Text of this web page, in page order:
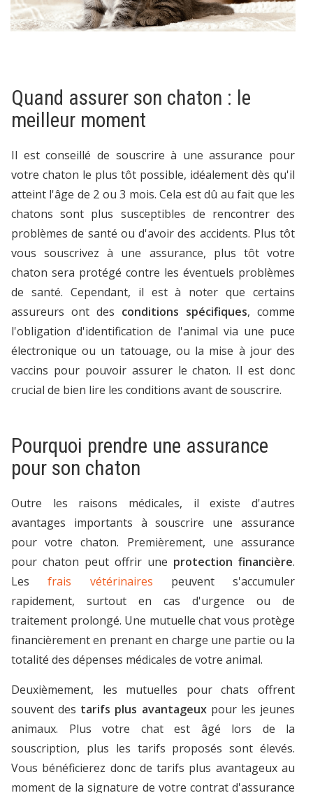
Quand assurer son chaton : le
meilleur moment
Il est conseillé de souscrire à une assurance pour
votre chaton le plus tôt possible, idéalement dès qu'il
atteint l'âge de 2 ou 3 mois. Cela est dû au fait que les
chatons sont plus susceptibles de rencontrer des
problèmes de santé ou d'avoir des accidents. Plus tôt
vous souscrivez à une assurance, plus tôt votre
chaton sera protégé contre les éventuels problèmes
de santé. Cependant, il est à noter que certains
assureurs ont des conditions spécifiques, comme
l'obligation d'identification de l'animal via une puce
électronique ou un tatouage, ou la mise à jour des
vaccins pour pouvoir assurer le chaton. Il est donc
crucial de bien lire les conditions avant de souscrire.
Pourquoi prendre une assurance
pour son chaton
Outre les raisons médicales, il existe d'autres
avantages importants à souscrire une assurance
pour votre chaton. Premièrement, une assurance
pour chaton peut offrir une protection financière.
Lesfrais vétérinaires peuvent s'accumuler
rapidement, surtout en cas d'urgence ou de
traitement prolongé. Une mutuelle chat vous protège
financièrement en prenant en charge une partie ou la
totalité des dépenses médicales de votre animal.
Deuxièmement, les mutuelles pour chats offrent
souvent des tarifs plus avantageuxpour les jeunes
animaux. Plus votre chat est âgé lors de la
souscription, plus les tarifs proposés sont élevés.
Vous bénéficierez donc de tarifs plus avantageux au
moment de la signature de votre contrat d'assurance